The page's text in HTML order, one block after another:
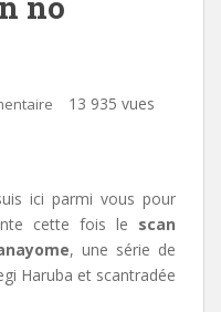
13 935 vues
ici parmi vous pour
cette fois le scan
, une série de
Haruba et scantradée